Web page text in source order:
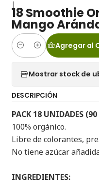
|
18 Smoothie
Mango
Cantidad
Agregar al
Mostrar stock de
DESCRIPCIÓN
PACK 18 UNIDADES
100% orgánico.
Libre de colorantes,
No tiene azúcar
INGREDIENTES: